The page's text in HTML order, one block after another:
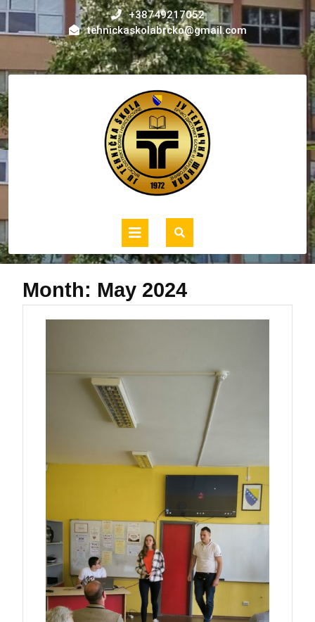
Skip
content
+38749217052
tehnickaskolabrcko@gmail.com
Open
Button
Month: May 2024